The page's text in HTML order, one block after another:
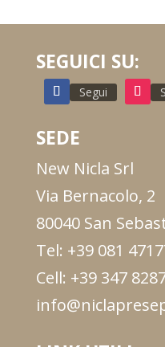
SEGUICI SU:
Segui
SEDE
New Nicla Srl
Via Bernacolo, 2
80040 San
Tel: +39 081
Cell: +39 347